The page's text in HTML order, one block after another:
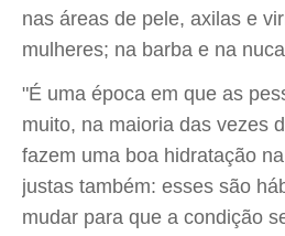
nas áreas de pele, axilas e
mulheres; na barba e na
"É uma época em que as
muito, na maioria das vezes
fazem uma boa hidratação
justas também: esses são
mudar para que a condição